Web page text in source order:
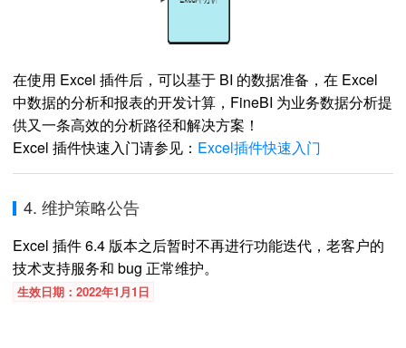
在使用 Excel 插件后，可以基于 BI 的数据准备，在 Excel
中数据的分析和报表的开发计算，FineBI 为业务数据分析提
供又一条高效的分析路径和解决方案！
Excel 插件快速入门请参见： Excel插件快速入门
4. 维护策略公告
Excel 插件 6.4 版本之后暂时不再进行功能迭代，老客户的
技术支持服务和 bug 正常维护。
生效日期：2022年1月1日